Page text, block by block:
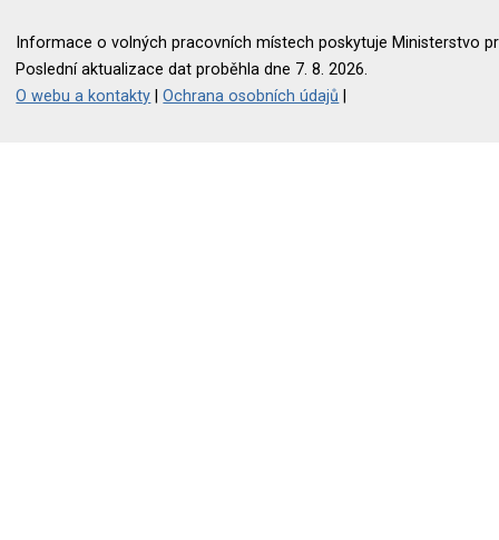
Informace o volných pracovních místech poskytuje Ministerstvo
Poslední aktualizace dat proběhla dne 7. 8. 2026.
O webu a kontakty |Ochrana osobních údajů